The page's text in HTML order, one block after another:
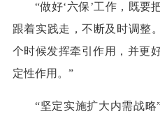
“做好‘六保’工作，既要
跟着实践走，不断及时调整
个时候发挥牵引作用，并更
定性作用。”
“坚定实施扩大内需战